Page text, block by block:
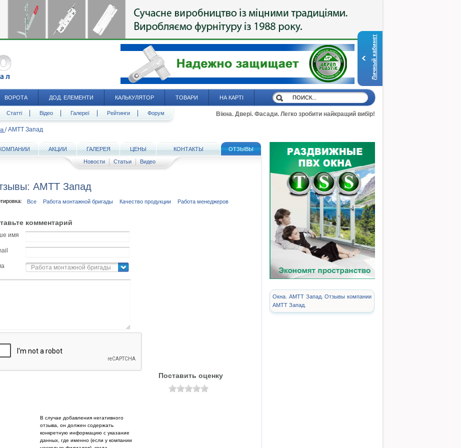
Личный кабинет
ВОРОТА ДОД. ЕЛЕМЕНТИ КАЛЬКУЛЯТОР ТОВАРИ НА КАРТІ
Статті Відео Галереї Рейтинги Форум Вікна. Двері. Фасади. Легко зробити найкращий вибір!
/ АМТТ Запад
АКЦИИ ГАЛЕРЕЯ ЦЕНЫ КОНТАКТЫ ОТЗЫВЫ
Новости Статьи Видео
АМТТ Запад
Все Работа монтажной бригады Качество продукции Работа менеджеров
комментарий
имя
Работа монтажной бригады
Поставить оценку
В случае добавления негативного
отзыва, он должен содержать
конкретную информацию с указание
данных, где именно (если у компании
Окна. АМТТ Запад. Отзывы компании
АМТТ Запад.